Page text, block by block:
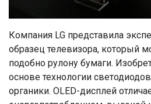
Компания LG представила
образец телевизора, который
подобно рулону бумаги.
основе технологии
органики. OLED-дисплей